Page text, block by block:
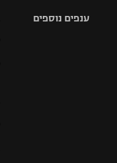
גביע הטוטו
ליגה
סל
ענפים נוספים